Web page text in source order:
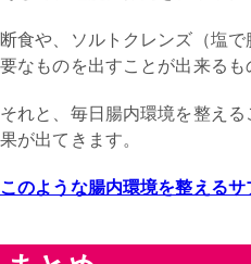
断食や、ソルトクレンズ（塩
要なものを出すことが出来るも
それと、毎日腸内環境を整え
果が出てきます。
このような腸内環境を整えるサ